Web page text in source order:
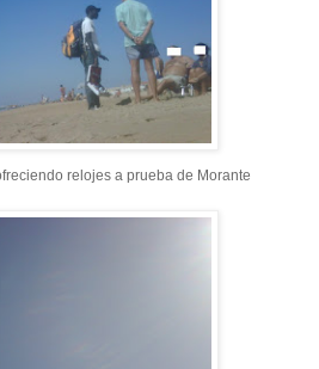
relojes a prueba de Morante